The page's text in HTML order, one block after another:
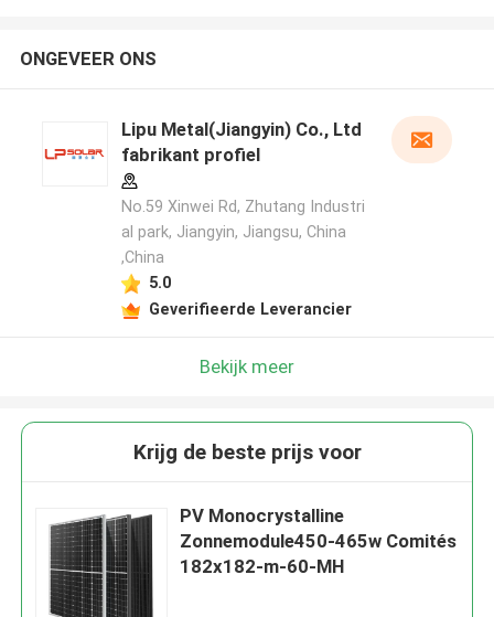
ONGEVEER ONS
Lipu Metal(Jiangyin) Co., Ltd
fabrikant profiel
No.59 Xinwei Rd, Zhutang Industri
al park, Jiangyin, Jiangsu, China
,China
5.0
Geverifieerde Leverancier
Bekijk meer
Krijg de beste prijs voor
PV Monocrystalline
Zonnemodule450-465w Comités
182x182-m-60-MH